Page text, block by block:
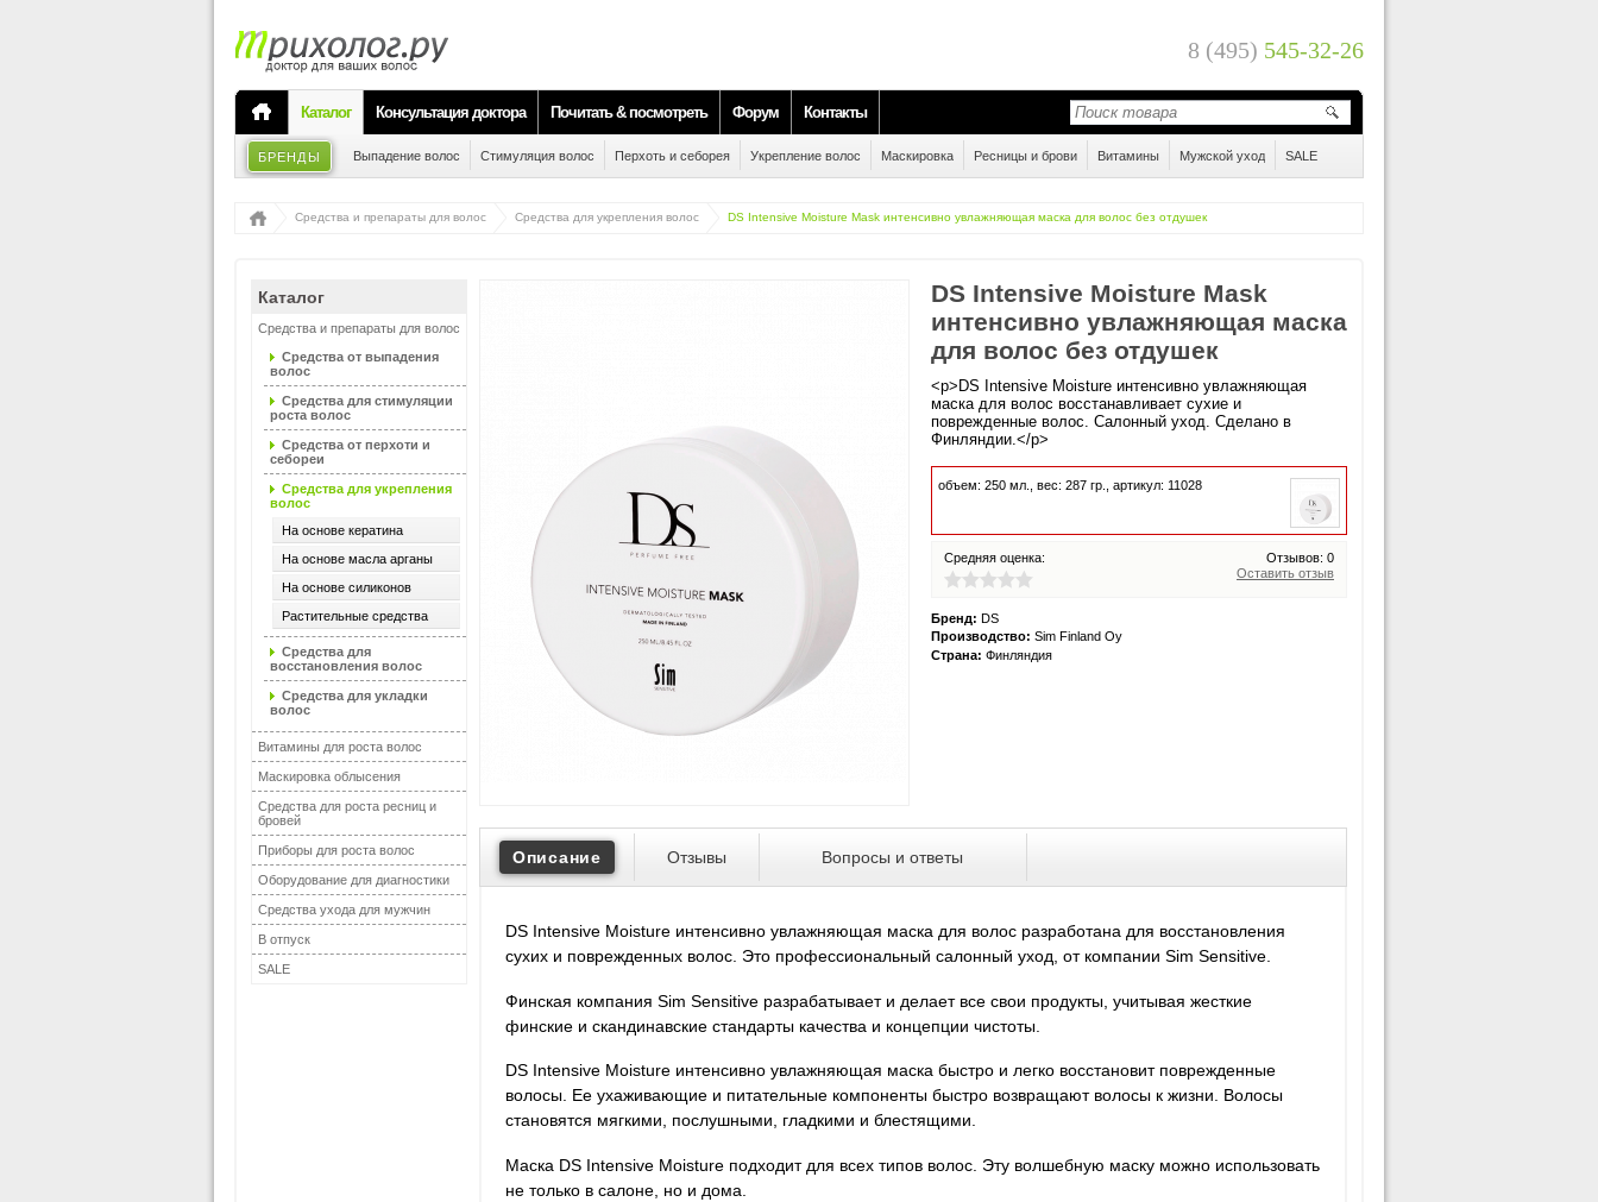
8 (495) 545-32-26
Каталог Консультация доктора Почитать & посмотреть Форум Контакты
БРЕНДЫ Выпадение волос Стимуляция волос Перхоть и себорея Укрепление волос Маскировка Ресницы и брови Витамины Мужской уход SALE
Средства и препараты для волос Средства для укрепления волос DS Intensive Moisture Mask интенсивно увлажняющая маска для волос без отдушек
Каталог
Средства и препараты для волос
Средства от выпадения
волос
Средства для стимуляции
роста волос
Средства от перхоти и
себореи
Средства для укрепления
волос
На основе кератина
На основе масла арганы
На основе силиконов
Растительные средства
Средства для
восстановления волос
Средства для укладки
волос
Витамины для роста волос
Маскировка облысения
Средства для роста ресниц и
бровей
Приборы для роста волос
Оборудование для диагностики
Средства ухода для мужчин
В отпуск
SALE
DS Intensive Moisture Mask
интенсивно увлажняющая маска
для волос без отдушек
<p>DS Intensive Moisture интенсивно увлажняющая
маска для волос восстанавливает сухие и
поврежденные волос. Салонный уход. Сделано в
Финляндии.</p>
объем: 250 мл., вес: 287 гр., артикул: 11028
Отзывов: 0
Оставить отзыв
Средняя оценка:
Бренд: DS
Производство: Sim Finland Oy
Страна: Финляндия
Описание Отзывы Вопросы и ответы
DS Intensive Moisture интенсивно увлажняющая маска для волос разработана для восстановления
сухих и поврежденных волос. Это профессиональный салонный уход, от компании Sim Sensitive.
Финская компания Sim Sensitive разрабатывает и делает все свои продукты, учитывая жесткие
финские и скандинавские стандарты качества и концепции чистоты.
DS Intensive Moisture интенсивно увлажняющая маска быстро и легко восстановит поврежденные
волосы. Ее ухаживающие и питательные компоненты быстро возвращают волосы к жизни. Волосы
становятся мягкими, послушными, гладкими и блестящими.
Маска DS Intensive Moisture подходит для всех типов волос. Эту волшебную маску можно использовать
не только в салоне, но и дома.